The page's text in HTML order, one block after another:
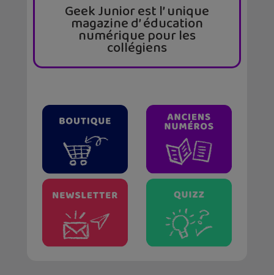
Geek Junior est l’ unique
magazine d’ éducation
numérique pour les
collégiens